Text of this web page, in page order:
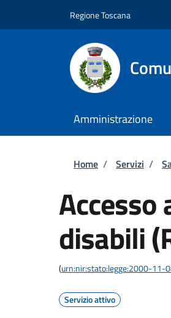
Regione Toscana
Amministrazione
Briciole
Home / Servizi /
disabili
(urn:nir:stato:legge:2000-11-
Servizio attivo